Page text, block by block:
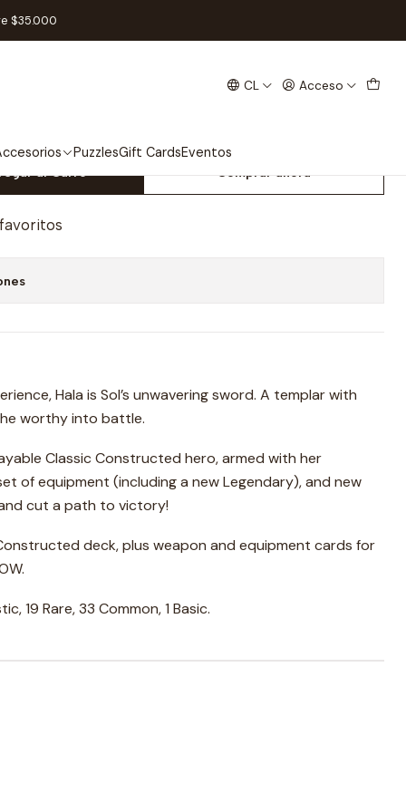
CL Acceso
PuzzlesGift CardsEventos
$35.000
Hala Armory Deck - Inglés
TCG: Hala Armory Deck -
al Carro Comprar ahora
Hala is Sol’s unwavering sword. A templar with
worthy into battle.
Classic Constructed hero, armed with her
of equipment (including a new Legendary), and new
cut a path to victory!
deck, plus weapon and equipment cards for
19 Rare, 33 Common, 1 Basic.